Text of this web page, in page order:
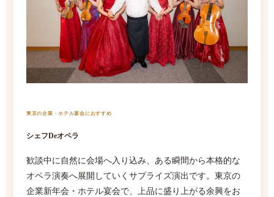
東京の企業・ホテル宴会におすすめ
シェフDeオペラ
歓談中に自然に会場へ入り込み、ある瞬間から本格的な
オペラ演奏へ展開していくサプライズ演出です。東京の
企業新年会・ホテル宴会で、上品に盛り上がる余興をお